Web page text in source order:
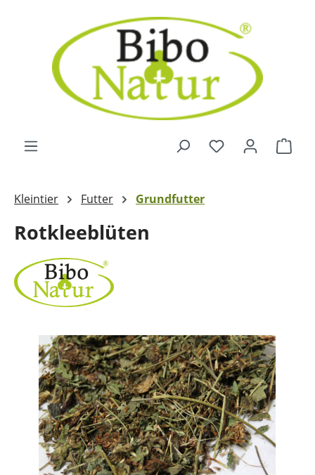
Zum Hauptinhalt springen
Kleintier Futter Grundfutter
Rotkleeblüten
Bildergalerie überspringen